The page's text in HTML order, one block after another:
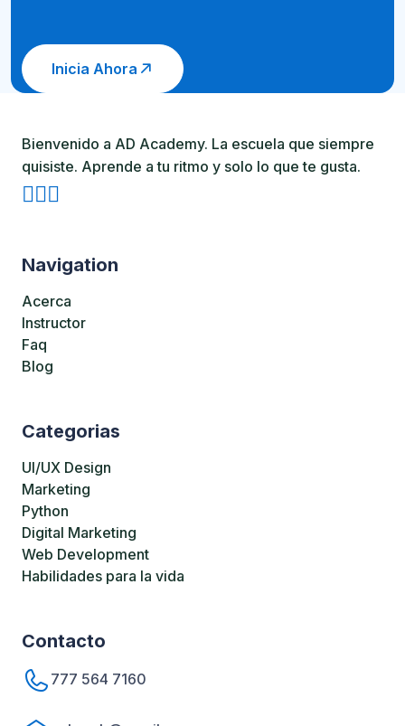
Inicia Ahora
Bienvenido a AD Academy. La escuela que siempre
quisiste. Aprende a tu ritmo y solo lo que te gusta.
Navigation
Acerca
Instructor
Faq
Blog
Categorias
UI/UX Design
Marketing
Python
Digital Marketing
Web Development
Habilidades para la vida
Contacto
777 564 7160